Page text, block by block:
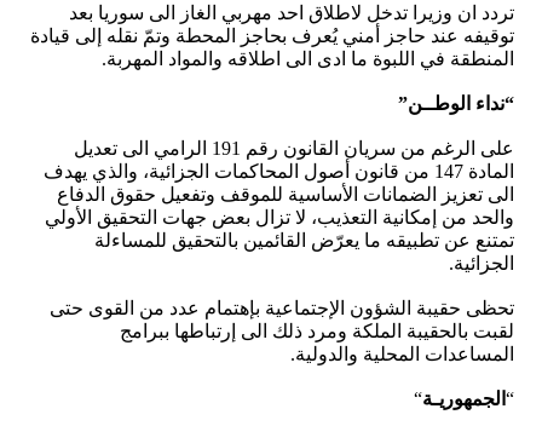
تردد ان وزيرا تدخل لاطلاق احد مهربي الغاز الى سوريا بعد
توقيفه عند حاجز أمني يُعرف بحاجز المحطة وتمّ نقله إلى قيادة
المنطقة في اللبوة ما ادى الى اطلاقه والمواد المهربة.
“نداء الوطــن”
على الرغم من سريان القانون رقم 191 الرامي الى تعديل
المادة 147 من قانون أصول المحاكمات الجزائية، والذي يهدف
الى تعزيز الضمانات الأساسية للموقف وتفعيل حقوق الدفاع
والحد من إمكانية التعذيب، لا تزال بعض جهات التحقيق الأولي
تمتنع عن تطبيقه ما يعرّض القائمين بالتحقيق للمساءلة
الجزائية.
تحظى حقيبة الشؤون الإجتماعية بإهتمام عدد من القوى حتى
لقبت بالحقيبة الملكة ومرد ذلك الى إرتباطها ببرامج
المساعدات المحلية والدولية.
“ الجمهوريـة“